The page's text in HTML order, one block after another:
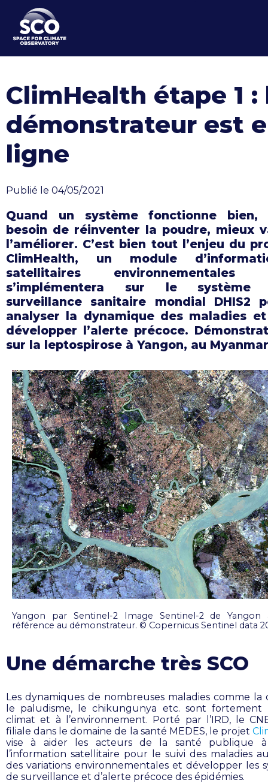
contenu
principal
ClimHealth étape 1 :
démonstrateur est
ligne
Publié le 04/05/2021
Quand un système fonctionne bien,
besoin de réinventer la poudre, mieux
l’améliorer. C’est bien tout l’enjeu du
ClimHealth, un module
satellitaires environnementales
s’implémentera sur le système
surveillance sanitaire mondial DHIS2
analyser la dynamique des maladies
développer l’alerte précoce.
sur la leptospirose à Yangon, au
Yangon par Sentinel-2 Image Sentinel-2 de Yangon
référence au démonstrateur. © Copernicus Sentinel data
Une démarche très SCO
Les dynamiques de nombreuses maladies comme la
le paludisme, le chikungunya etc. sont fortement
climat et à l’environnement. Porté par l’IRD, le
filiale dans le domaine de la santé MEDES, le projet
vise à aider les acteurs de la santé publique
l’information satellitaire pour le suivi des maladies
des variations environnementales et développer les
de surveillance et d’alerte précoce des épidémies.